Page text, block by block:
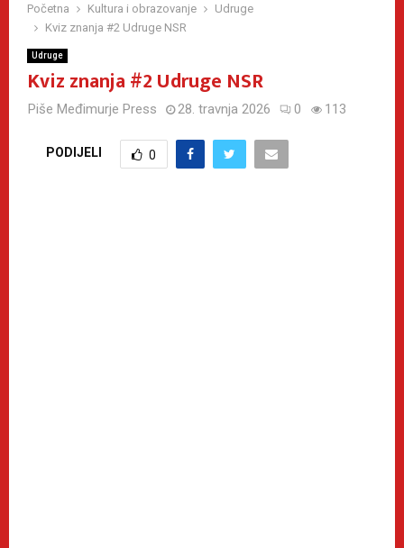
Početna Kultura i obrazovanje
Udruge
Kviz znanja #2 Udruge NSR
Udruge
Kviz znanja #2 Udruge NSR
Piše Međimurje Press 28. travnja 2026 0 113
PODIJELI 0